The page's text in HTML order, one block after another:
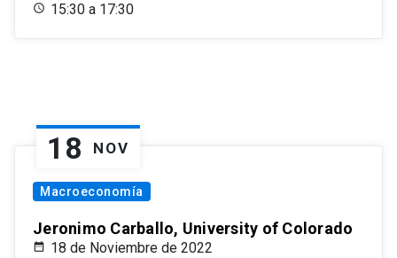
15:30 a 17:30
18 NOV
Macroeconomía
Jeronimo Carballo, University of Colorado
18 de Noviembre de 2022